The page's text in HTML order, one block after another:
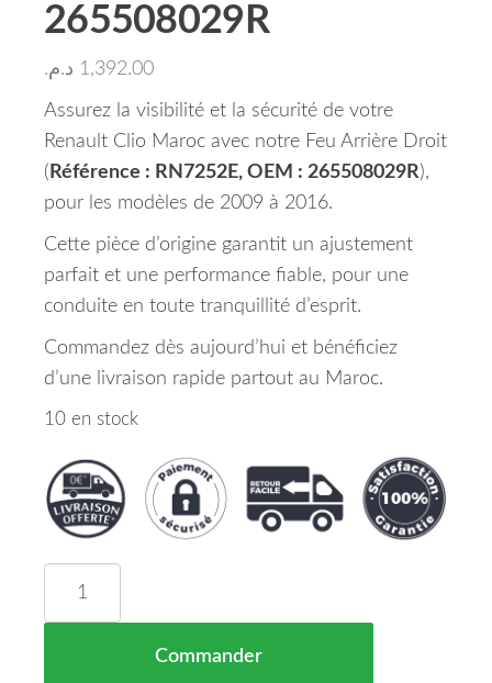
265508029R
1,392.00 د.م.
Assurez la visibilité et la sécurité de votre
Renault Clio Maroc avec notre Feu Arrière Droit
( Référence : RN7252E, OEM : 265508029R),
pour les modèles de 2009 à 2016.
Cette pièce d’origine garantit un ajustement
parfait et une performance fiable, pour une
conduite en toute tranquillité d’esprit.
Commandez dès aujourd’hui et bénéficiez
d’une livraison rapide partout au Maroc.
10 en stock
Commander